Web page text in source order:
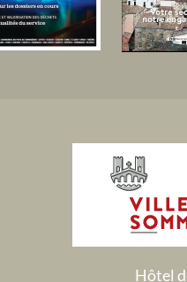
Hôtel